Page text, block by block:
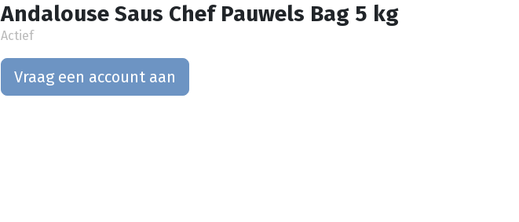
Andalouse Saus Chef Pauwels Bag 5 kg
Actief
Vraag een account aan